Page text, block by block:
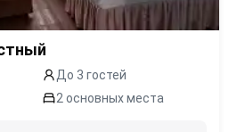
До 3 гостей
2 основных места